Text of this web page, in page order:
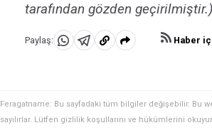
tarafından gözden geçirilmiştir.)
Paylaş:
WhatsApp'da
Telegram'da
Panoya
Haber
Feragatname: Bu sayfadaki tüm bilgiler değişebilir. Bu
sayılırlar. Lütfen gizlilik koşullarını ve hükümlerini